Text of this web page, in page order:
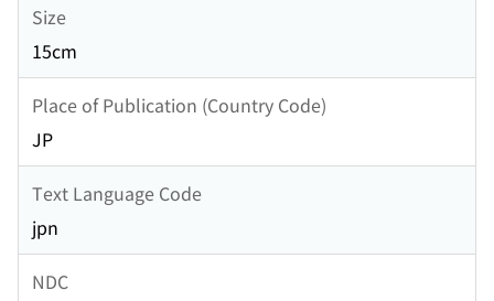
Size
15cm
Place of Publication (Country Code)
JP
Text Language Code
jpn
NDC